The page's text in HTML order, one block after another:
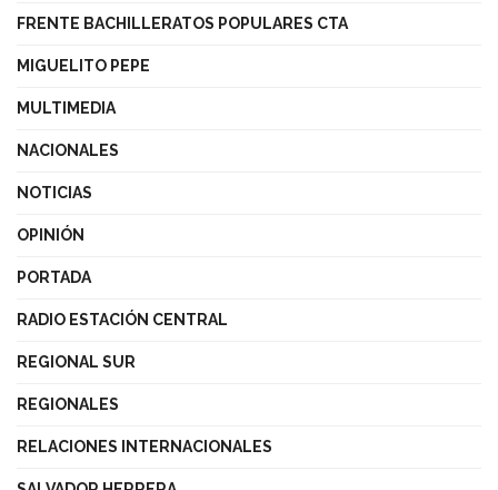
FRENTE BACHILLERATOS POPULARES CTA
MIGUELITO PEPE
MULTIMEDIA
NACIONALES
NOTICIAS
OPINIÓN
PORTADA
RADIO ESTACIÓN CENTRAL
REGIONAL SUR
REGIONALES
RELACIONES INTERNACIONALES